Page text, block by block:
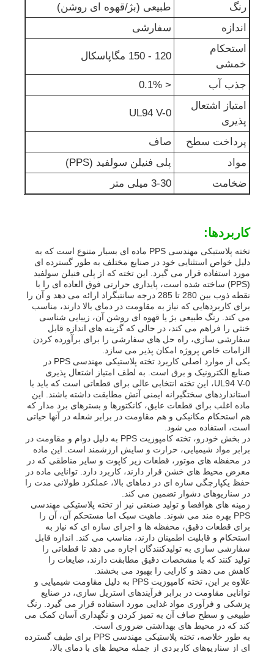
رنگ
طبیعی (بژ/قهوه ای روشن)
اندازه
سفارشی
استحکام
خمشی
120 - 150 مگاپاسکال
جذب آب
< 0.1%
امتیاز اشتعال
پذیری
UL94 V-0
پرداخت سطح
صاف
مواد
پلی فنیلن سولفید (PPS)
ضخامت
3-30 میلی متر
کاربردها:
تخته پلاستیکی مهندسی PPS ماده ای بسیار متنوع است که به
دلیل خواص استثنایی خود در صنایع مختلف به طور گسترده ای
مورد استفاده قرار می گیرد. این تخته که از پلی فنیلن سولفید
(PPS) ساخته شده است، پایداری حرارتی فوق العاده ای را با
نقطه ذوب بین 280 تا 285 درجه سانتیگراد ارائه می دهد و آن را
برای کاربردهایی که نیاز به مقاومت در دمای بالا دارند، مناسب
می کند. رنگ طبیعی بژ یا قهوه ای روشن آن، زیبایی شناسی
خنثی را فراهم می کند، در حالی که گزینه های اندازه قابل
سفارشی سازی، راه حل های سفارشی را برای برآورده کردن
الزامات خاص پروژه امکان پذیر می سازد.
یکی از موارد اصلی کاربرد تخته پلاستیکی مهندسی PPS در
صنایع الکترونیک و برق است. به لطف امتیاز اشتعال پذیری
UL94 V-0، این تخته انتخابی عالی برای قطعاتی است که باید با
استانداردهای سختگیرانه ایمنی آتش مطابقت داشته باشند. این
ماده اغلب برای قطعات عایق، کانکتورها و بسترهای برد مدار که
هم استحکام مکانیکی و هم مقاومت در برابر شعله در آنها حیاتی
است، استفاده می شود.
در بخش خودرو، تخته کامپوزیت PPS به دلیل دوام و مقاومت در
برابر مواد شیمیایی، حرارت و سایش ارزشمند است. این ماده
در محفظه های موتور، قطعات زیر کاپوت و سایر مناطقی که در
معرض محیط های خشن قرار دارند، کاربرد دارد. توانایی ماده در
حفظ یکپارچگی سازه ای در دماهای بالا، عملکرد طولانی مدت را
در سناریوهای دشوار تضمین می کند.
زمینه های هوافضا و تولید صنعتی نیز از تخته پلاستیکی مهندسی
PPS بهره مند می شوند. ماهیت سبک اما مستحکم آن، آن را
برای قطعات دقیق، محفظه ها و اجزای سازه ای که نیاز به
استحکام و قابلیت اطمینان دارند، مناسب می کند. اندازه قابل
سفارشی سازی به تولیدکنندگان اجازه می دهد تا قطعاتی را
تولید کنند که با مشخصات دقیق مطابقت دارند، ضایعات را
کاهش می دهند و کارایی را بهبود می بخشند.
علاوه بر این، تخته کامپوزیت PPS به دلیل مقاومت شیمیایی و
توانایی مقاومت در برابر فرآیندهای استریل سازی، در صنایع
پزشکی و فرآوری مواد غذایی مورد استفاده قرار می گیرد. رنگ
طبیعی و سطح صاف آن به تمیز کردن و نگهداری آسان کمک می
کند که در محیط های بهداشتی ضروری است.
به طور خلاصه، تخته پلاستیکی مهندسی PPS برای طیف گسترده
ای از سناریوهای کاربردی از جمله محیط های با دمای بالا،